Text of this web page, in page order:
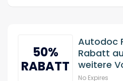
50%
RABATT
Autodoc
Rabatt
weitere
No Expires